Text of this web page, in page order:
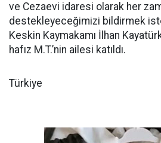
ve Cezaevi idaresi olarak her
destekleyeceğimizi bildirmek
Keskin Kaymakamı İlhan
hafız M.T.’nin ailesi katıldı.
Türkiye